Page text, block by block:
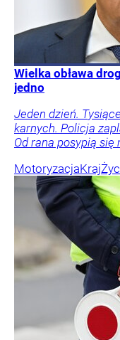
Wielka obława
jedno
Jeden dzień.
karnych. Policja
Od rana posypią się
MotoryzacjaKraj